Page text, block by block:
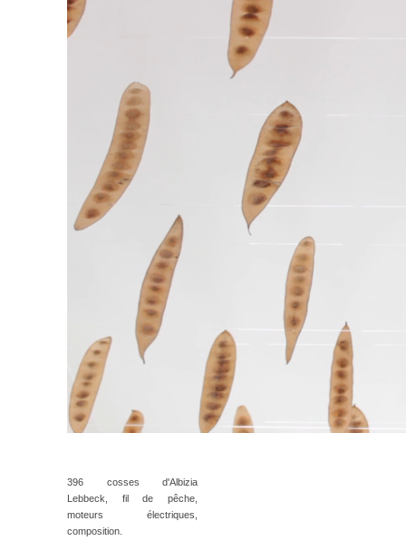
396 cosses d'Albizia
Lebbeck, fil de pêche,
moteurs électriques,
composition.